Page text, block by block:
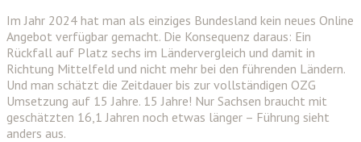
Im Jahr 2024 hat man als einziges Bundesland kein neues Online
Angebot verfügbar gemacht. Die Konsequenz daraus: Ein
Rückfall auf Platz sechs im Ländervergleich und damit in
Richtung Mittelfeld und nicht mehr bei den führenden Ländern.
Und man schätzt die Zeitdauer bis zur vollständigen OZG
Umsetzung auf 15 Jahre. 15 Jahre! Nur Sachsen braucht mit
geschätzten 16,1 Jahren noch etwas länger – Führung sieht
anders aus.